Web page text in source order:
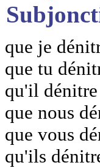
que je
que tu
qu'il dénitre
que nous
que vous
qu'ils